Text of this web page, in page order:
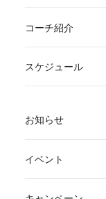
コーチ紹介
スケジュール
お知らせ
イベント